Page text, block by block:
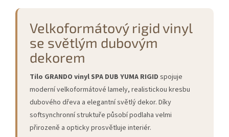
Velkoformátový rigid vinyl
se světlým dubovým
dekorem
Tilo GRANDO vinyl SPA DUB YUMA RIGID spojuje
moderní velkoformátové lamely, realistickou kresbu
dubového dřeva a elegantní světlý dekor. Díky
softsynchronní struktuře působí podlaha velmi
přirozeně a opticky prosvětluje interiér.